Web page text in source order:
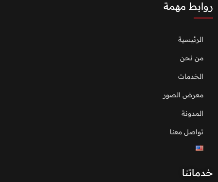
روابط مهمة
الرئيسية
من نحن
الخدمات
معرض الصور
المدونة
تواصل معنا
خدماتنا